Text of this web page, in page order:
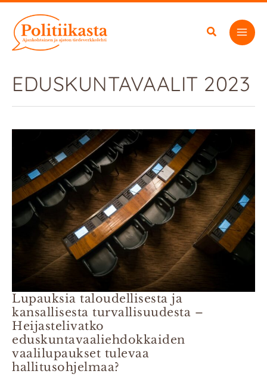
sisältöön
EDUSKUNTAVAALIT 2023
Lupauksia taloudellisesta ja
kansallisesta turvallisuudesta –
Heijastelivatko
eduskuntavaaliehdokkaiden
vaalilupaukset tulevaa
hallitusohjelmaa?